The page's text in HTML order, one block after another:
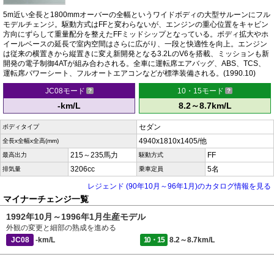
5m近い全長と1800mmオーバーの全幅というワイドボディの大型サルーンにフル
モデルチェンジ。駆動方式はFFと変わらないが、エンジンの重心位置をキャビン
方向にずらして重量配分を整えたFFミッドシップとなっている。ボディ拡大やホ
イールベースの延長で室内空間はさらに広がり、一段と快適性を向上。エンジン
は従来の横置きから縦置きに変え新開発となる3.2LのV6を搭載、ミッションも新
開発の電子制御4ATが組み合わされる。全車に運転席エアバッグ、ABS、TCS、
運転席パワーシート、フルオートエアコンなどが標準装備される。(1990.10)
JC08モード
-km/L
10・15モード
8.2～8.7km/L
ボディタイプ セダン
全長x全幅x全高(mm) 4940x1810x1405/他
最高出力 215～235馬力 駆動方式 FF
排気量 3206cc 乗車定員
5名
レジェンド (90年10月～96年1月)のカタログ情報を見る
マイナーチェンジ一覧
1992年10月～1996年1月生産モデル
外観の変更と細部の熟成を進める
JC08
-km/L 10・15 8.2～8.7km/L